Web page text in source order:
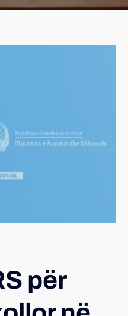
për